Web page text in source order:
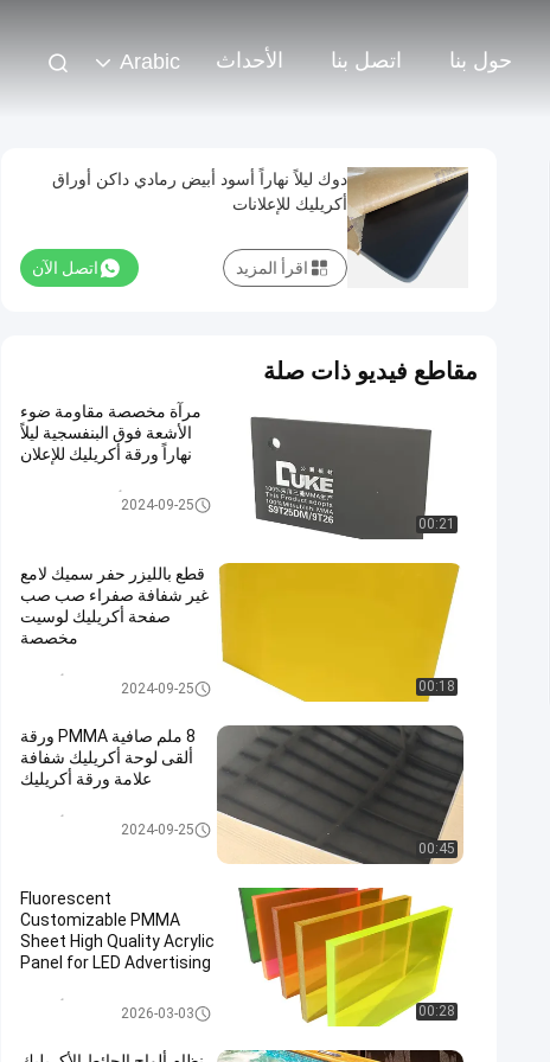
حول بنا اتصل بنا الأحداث Arabic
دوك ليلاً نهاراً أسود أبيض رمادي داكن أوراق
أكريليك للإعلانات
اتصل الآن اقرأ المزيد
مقاطع فيديو ذات صلة
00:21
مرآة مخصصة مقاومة ضوء
الأشعة فوق البنفسجية ليلاً
نهاراً ورقة أكريليك للإعلان
ورقة أكريليك ليلا ونهارا2024-09-25
00:18
قطع بالليزر حفر سميك لامع
غير شفافة صفراء صب صب
صفحة أكريليك لوسيت
مخصصة
2024-09-25
00:45
8 ملم صافية PMMA ورقة
ألقى لوحة أكريليك شفافة
علامة ورقة أكريليك
2024-09-25
00:28
Fluorescent
Customizable PMMA
Sheet High Quality Acrylic
Panel for LED Advertising
2026-03-03